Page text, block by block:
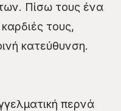
Πίσω τους ένα
τους,
κατεύθυνση.
περνά